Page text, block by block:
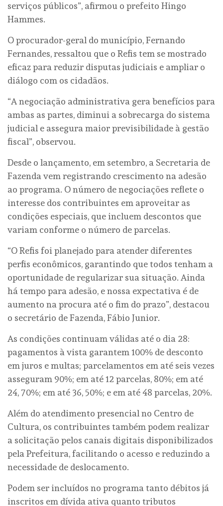
serviços públicos”, afirmou o prefeito Hingo
Hammes.
O procurador-geral do município, Fernando
Fernandes, ressaltou que o Refis tem se mostrado
eficaz para reduzir disputas judiciais e ampliar o
diálogo com os cidadãos.
“A negociação administrativa gera benefícios para
ambas as partes, diminui a sobrecarga do sistema
judicial e assegura maior previsibilidade à gestão
fiscal”, observou.
Desde o lançamento, em setembro, a Secretaria de
Fazenda vem registrando crescimento na adesão
ao programa. O número de negociações reflete o
interesse dos contribuintes em aproveitar as
condições especiais, que incluem descontos que
variam conforme o número de parcelas.
“O Refis foi planejado para atender diferentes
perfis econômicos, garantindo que todos tenham a
oportunidade de regularizar sua situação. Ainda
há tempo para adesão, e nossa expectativa é de
aumento na procura até o fim do prazo”, destacou
o secretário de Fazenda, Fábio Junior.
As condições continuam válidas até o dia 28:
pagamentos à vista garantem 100% de desconto
em juros e multas; parcelamentos em até seis vezes
asseguram 90%; em até 12 parcelas, 80%; em até
24, 70%; em até 36, 50%; e em até 48 parcelas, 20%.
Além do atendimento presencial no Centro de
Cultura, os contribuintes também podem realizar
a solicitação pelos canais digitais disponibilizados
pela Prefeitura, facilitando o acesso e reduzindo a
necessidade de deslocamento.
Podem ser incluídos no programa tanto débitos já
inscritos em dívida ativa quanto tributos